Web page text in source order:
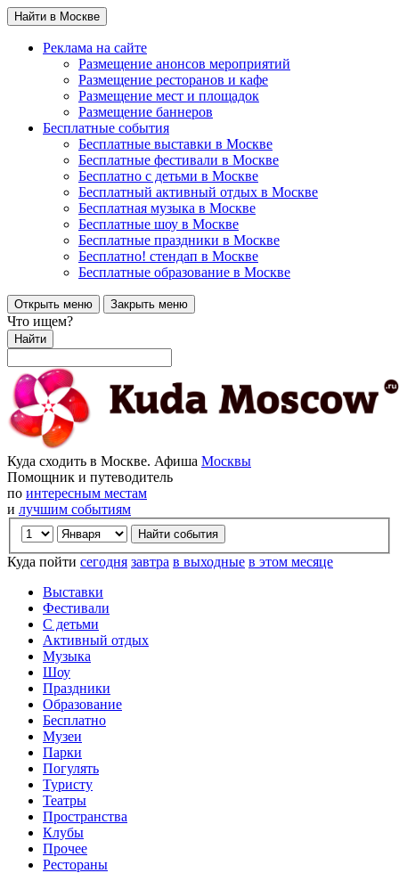
Найти в Москве
Реклама на сайте
Размещение анонсов мероприятий
Размещение ресторанов и кафе
Размещение мест и площадок
Размещение баннеров
Бесплатные события
Бесплатные выставки в Москве
Бесплатные фестивали в Москве
Бесплатно с детьми в Москве
Бесплатный активный отдых в Москве
Бесплатная музыка в Москве
Бесплатные шоу в Москве
Бесплатные праздники в Москве
Бесплатно! стендап в Москве
Бесплатные образование в Москве
Открыть меню Закрыть меню
Что ищем?
Найти
Куда сходить в Москве. Афиша Москвы
Помощник и путеводитель
по интересным местам
и лучшим событиям
Куда пойти сегодня завтра в выходные в этом месяце
Выставки
Фестивали
С детьми
Активный отдых
Музыка
Шоу
Праздники
Образование
Бесплатно
Музеи
Парки
Погулять
Туристу
Театры
Пространства
Клубы
Прочее
Рестораны